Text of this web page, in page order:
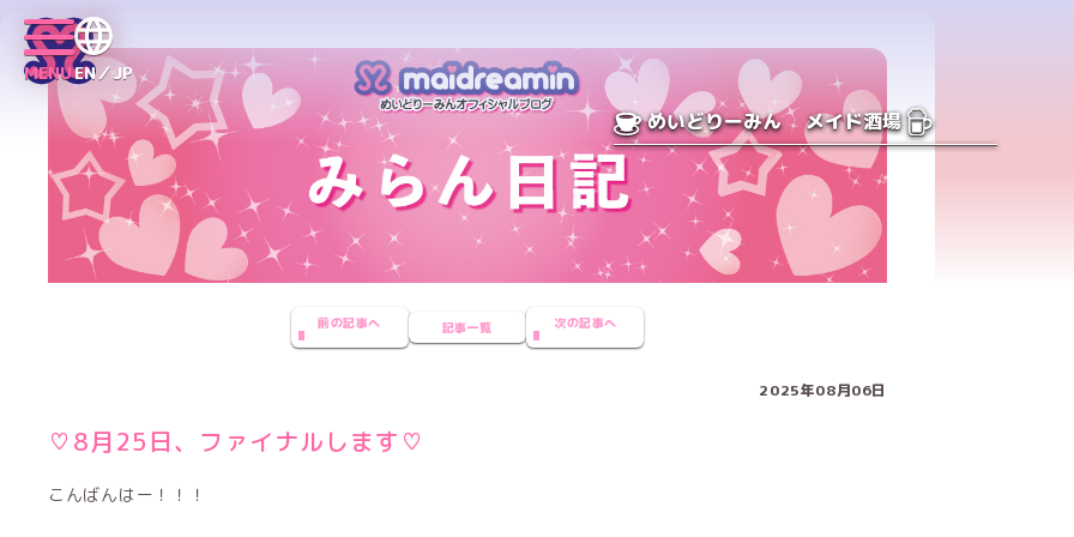
MENUEN／JP
めいどりーみん メイド酒場
前の記事へ 記事一覧 次の記事へ
2025年08月06日
♡8月25日、ファイナルします♡
こんばんはー！！！